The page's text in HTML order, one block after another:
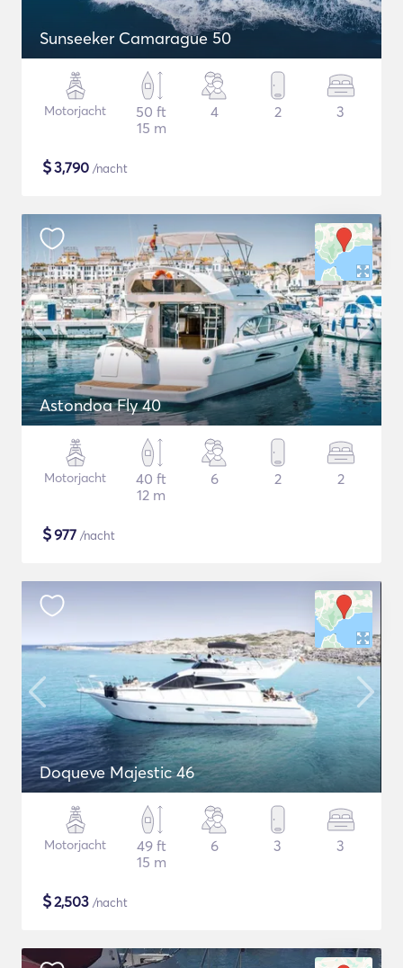
Sunseeker Camarague 50
Motorjacht
50 ft
15 m
4 2 3
$3,790 /nacht
Astondoa Fly 40
Motorjacht
40 ft
12 m
6 2 2
$977 /nacht
Doqueve Majestic 46
Motorjacht
49 ft
15 m
6 3 3
$2,503 /nacht